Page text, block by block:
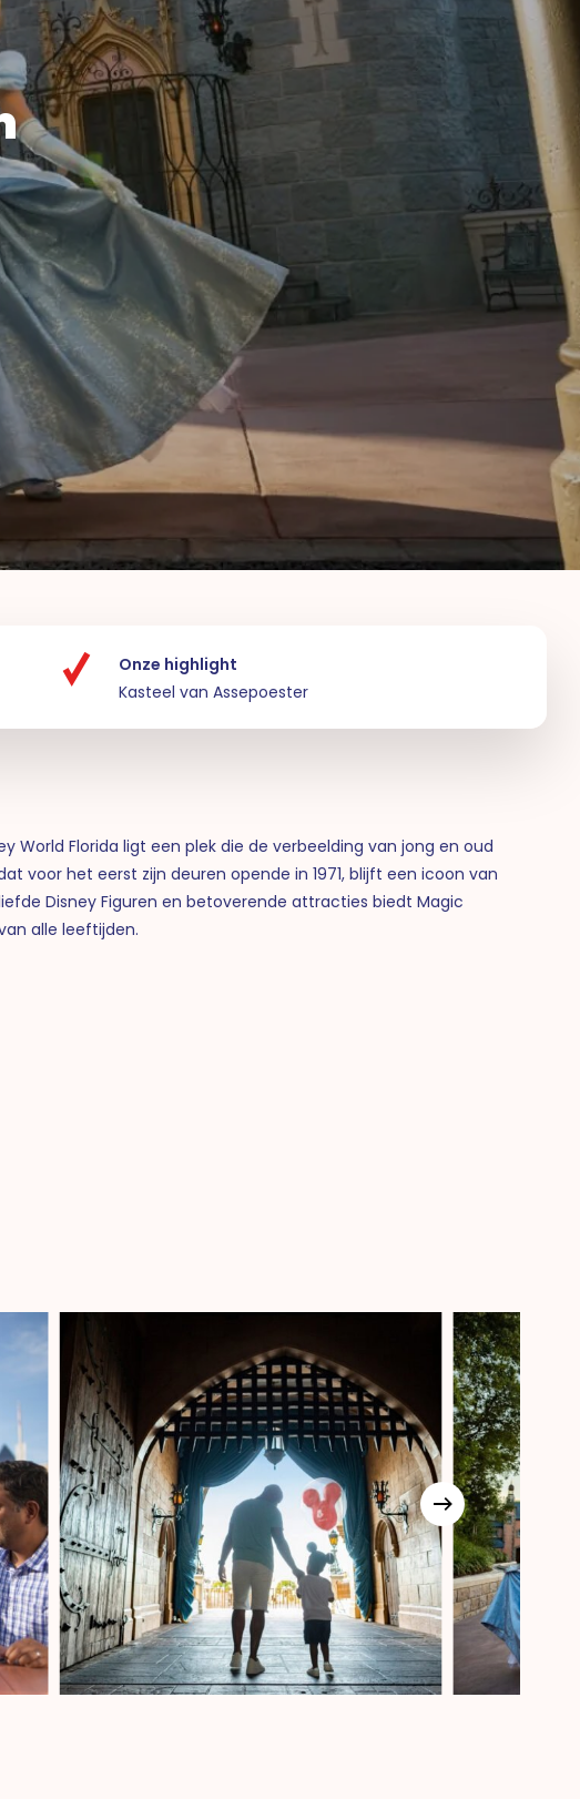
Onze highlight
Kasteel van Assepoester
World Florida ligt een plek die de verbeelding van jong en oud
voor het eerst zijn deuren opende in 1971, blijft een icoon van
Disney Figuren en betoverende attracties biedt Magic
alle leeftijden.